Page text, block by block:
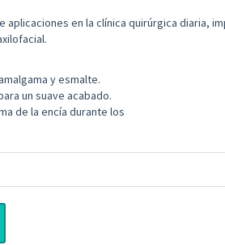
aplicaciones en la clínica quirúrgica diaria,
y esmalte.
un suave acabado.
de la encía durante los